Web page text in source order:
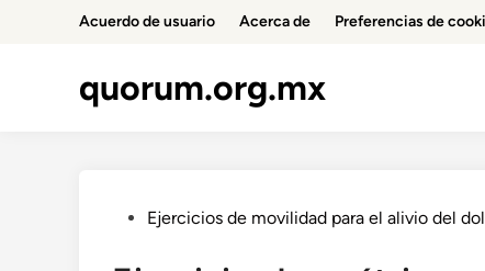
Acuerdo de usuario Acerca de Preferencias de
quorum.org.mx
PostedEjercicios de movilidad para el alivio del